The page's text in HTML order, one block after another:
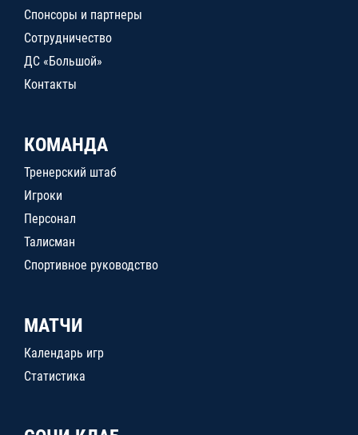
Спонсоры и партнеры
Сотрудничество
ДС «Большой»
Контакты
КОМАНДА
Тренерский штаб
Игроки
Персонал
Талисман
Спортивное руководство
МАТЧИ
Календарь игр
Статистика